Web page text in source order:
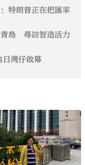
特朗普正在把匯率
青島 尋訪智造活力
灣仔啟幕